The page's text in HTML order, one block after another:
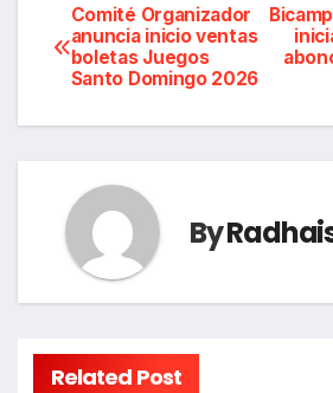
Navegación
de
entradas
Comité Organizador
anuncia inicio ventas
boletas Juegos
Santo Domingo 2026
By
Related Post